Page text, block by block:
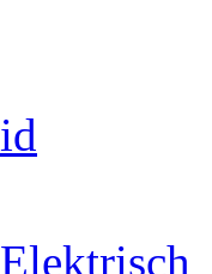
Elektrisch